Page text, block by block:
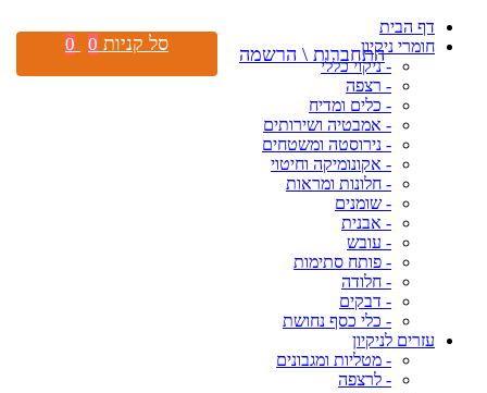
דף הבית
חומרי ניקיון
- ניקוי כללי
- רצפה
- כלים ומדיח
- אמבטיה ושירותים
- נירוסטה ומשטחים
- אקונומיקה וחיטוי
- חלונות ומראות
- שומנים
- אבנית
- עובש
- פותח סתימות
- חלודה
- דבקים
- כלי כסף נחושת
עזרים לניקיון
- מטליות ומגבונים
- לרצפה
התחברות \ הרשמה סל קניות 0
0